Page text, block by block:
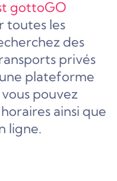
gottoGO
toutes les
des
privés
plateforme
pouvez
ainsi que
ligne.